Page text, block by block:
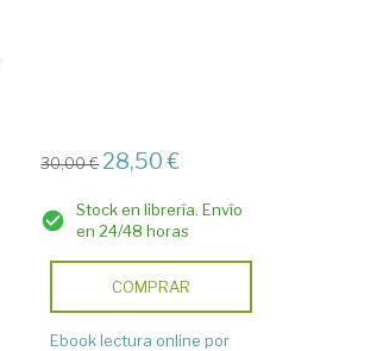
30,00 € 28,50 €
Stock en librería. Envío
en 24/48 horas
COMPRAR
Ebook lectura online por